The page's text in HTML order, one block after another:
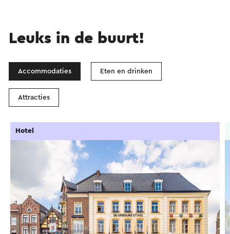
Leuks in de buurt!
Accommodaties Eten en drinken
Attracties
Hotel